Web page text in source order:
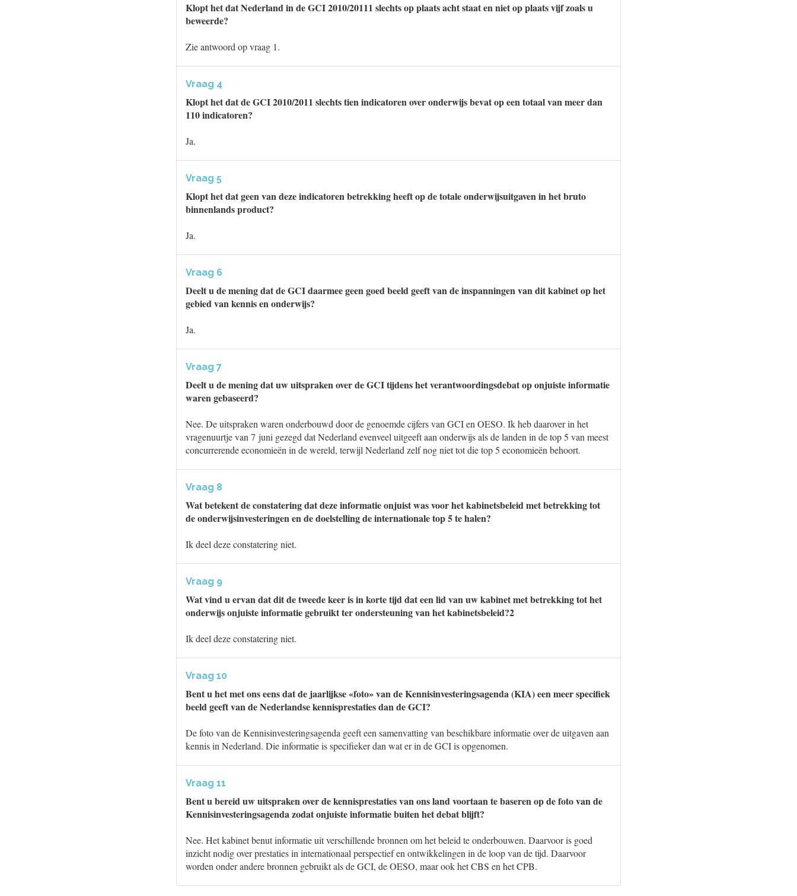
Klopt het dat Nederland in de GCI 2010/20111 slechts op plaats acht staat en niet op plaats vijf zoals u
beweerde?
Zie antwoord op vraag 1.
Vraag 4
Klopt het dat de GCI 2010/2011 slechts tien indicatoren over onderwijs bevat op een totaal van meer dan
110 indicatoren?
Ja.
Vraag 5
Klopt het dat geen van deze indicatoren betrekking heeft op de totale onderwijsuitgaven in het bruto
binnenlands product?
Ja.
Vraag 6
Deelt u de mening dat de GCI daarmee geen goed beeld geeft van de inspanningen van dit kabinet op het
gebied van kennis en onderwijs?
Ja.
Vraag 7
Deelt u de mening dat uw uitspraken over de GCI tijdens het verantwoordingsdebat op onjuiste informatie
waren gebaseerd?
Nee. De uitspraken waren onderbouwd door de genoemde cijfers van GCI en OESO. Ik heb daarover in het
vragenuurtje van 7 juni gezegd dat Nederland evenveel uitgeeft aan onderwijs als de landen in de top 5 van meest
concurrerende economieën in de wereld, terwijl Nederland zelf nog niet tot die top 5 economieën behoort.
Vraag 8
Wat betekent de constatering dat deze informatie onjuist was voor het kabinetsbeleid met betrekking tot
de onderwijsinvesteringen en de doelstelling de internationale top 5 te halen?
Ik deel deze constatering niet.
Vraag 9
Wat vind u ervan dat dit de tweede keer is in korte tijd dat een lid van uw kabinet met betrekking tot het
onderwijs onjuiste informatie gebruikt ter ondersteuning van het kabinetsbeleid?2
Ik deel deze constatering niet.
Vraag 10
Bent u het met ons eens dat de jaarlijkse «foto» van de Kennisinvesteringsagenda (KIA) een meer specifiek
beeld geeft van de Nederlandse kennisprestaties dan de GCI?
De foto van de Kennisinvesteringsagenda geeft een samenvatting van beschikbare informatie over de uitgaven aan
kennis in Nederland. Die informatie is specifieker dan wat er in de GCI is opgenomen.
Vraag 11
Bent u bereid uw uitspraken over de kennisprestaties van ons land voortaan te baseren op de foto van de
Kennisinvesteringsagenda zodat onjuiste informatie buiten het debat blijft?
Nee. Het kabinet benut informatie uit verschillende bronnen om het beleid te onderbouwen. Daarvoor is goed
inzicht nodig over prestaties in internationaal perspectief en ontwikkelingen in de loop van de tijd. Daarvoor
worden onder andere bronnen gebruikt als de GCI, de OESO, maar ook het CBS en het CPB.